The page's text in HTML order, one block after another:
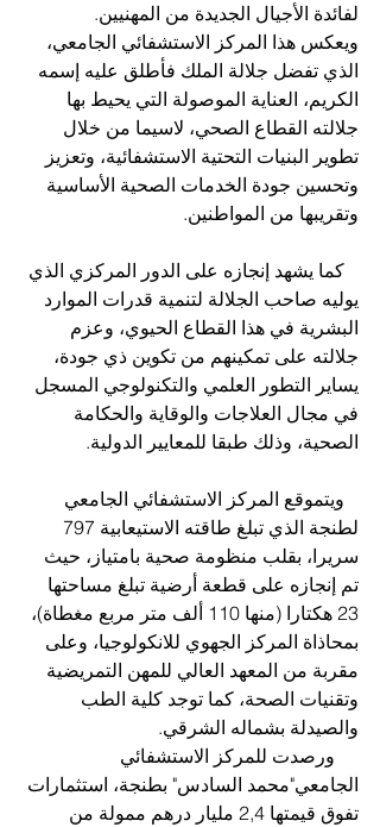
لفائدة الأجيال الجديدة من المهنيين.
ويعكس هذا المركز الاستشفائي الجامعي،
الذي تفضل جلالة الملك فأطلق عليه إسمه
الكريم، العناية الموصولة التي يحيط بها
جلالته القطاع الصحي، لاسيما من خلال
تطوير البنيات التحتية الاستشفائية، وتعزيز
وتحسين جودة الخدمات الصحية الأساسية
وتقريبها من المواطنين.
   كما يشهد إنجازه على الدور المركزي الذي
يوليه صاحب الجلالة لتنمية قدرات الموارد
البشرية في هذا القطاع الحيوي، وعزم
جلالته على تمكينهم من تكوين ذي جودة،
يساير التطور العلمي والتكنولوجي المسجل
في مجال العلاجات والوقاية والحكامة
الصحية، وذلك طبقا للمعايير الدولية.
   ويتموقع المركز الاستشفائي الجامعي
سريرا، بقلب منظومة صحية بامتياز، حيث
تم إنجازه على قطعة أرضية تبلغ مساحتها
23 هكتارا (منها 110 ألف متر مربع مغطاة)،
بمحاذاة المركز الجهوي للانكولوجيا، وعلى
مقربة من المعهد العالي للمهن التمريضية
وتقنيات الصحة، كما توجد كلية الطب
والصيدلة بشماله الشرقي.
     ورصدت للمركز الاستشفائي
الجامعي"محمد السادس" بطنجة، استثمارات
تفوق قيمتها 2,4 مليار درهم ممولة من